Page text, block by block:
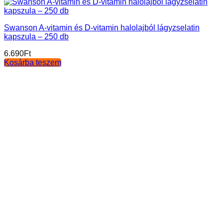
Swanson A-vitamin és D-vitamin halolajból lágyzselatin
kapszula – 250 db
6.690Ft
Kosárba teszem